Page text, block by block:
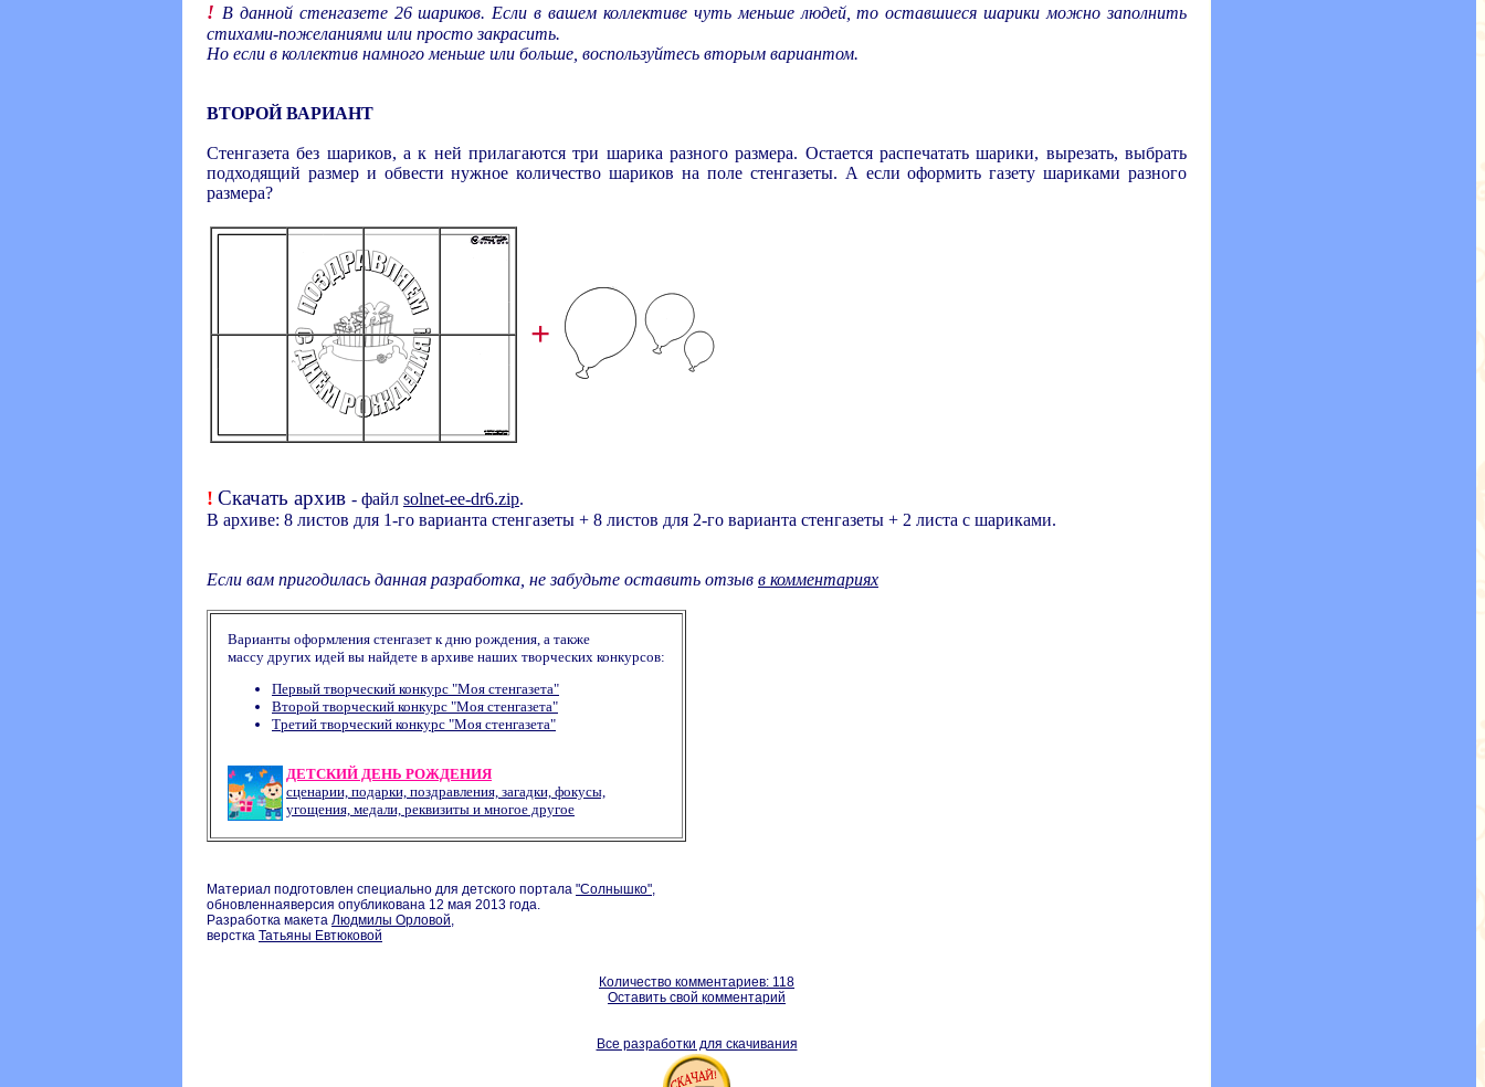
! В данной стенгазете 26 шариков. Если в вашем коллективе чуть меньше людей, то оставшиеся шарики можно заполнить
стихами-пожеланиями или просто закрасить.
Но если в коллектив намного меньше или больше, воспользуйтесь вторым вариантом.
ВТОРОЙ ВАРИАНТ
Стенгазета без шариков, а к ней прилагаются три шарика разного размера. Остается распечатать шарики, вырезать, выбрать
подходящий размер и обвести нужное количество шариков на поле стенгазеты. А если оформить газету шариками разного
размера?
+
! Скачать архив - файл solnet-ee-dr6.zip.
В архиве: 8 листов для 1-го варианта стенгазеты + 8 листов для 2-го варианта стенгазеты + 2 листа с шариками.
Если вам пригодилась данная разработка, не забудьте оставить отзыв в комментариях
Варианты оформления стенгазет к дню рождения, а также
массу других идей вы найдете в архиве наших творческих конкурсов:
Первый творческий конкурс "Моя стенгазета"
Второй творческий конкурс "Моя стенгазета"
Третий творческий конкурс "Моя стенгазета"
ДЕТСКИЙ ДЕНЬ РОЖДЕНИЯ
сценарии, подарки, поздравления, загадки, фокусы,
угощения, медали, реквизиты и многое другое
Материал подготовлен специально для детского портала "Солнышко",
обновленнаяверсия опубликована 12 мая 2013 года.
Разработка макета Людмилы Орловой,
верстка Татьяны Евтюковой
Количество комментариев: 118
Оставить свой комментарий
Все разработки для скачивания